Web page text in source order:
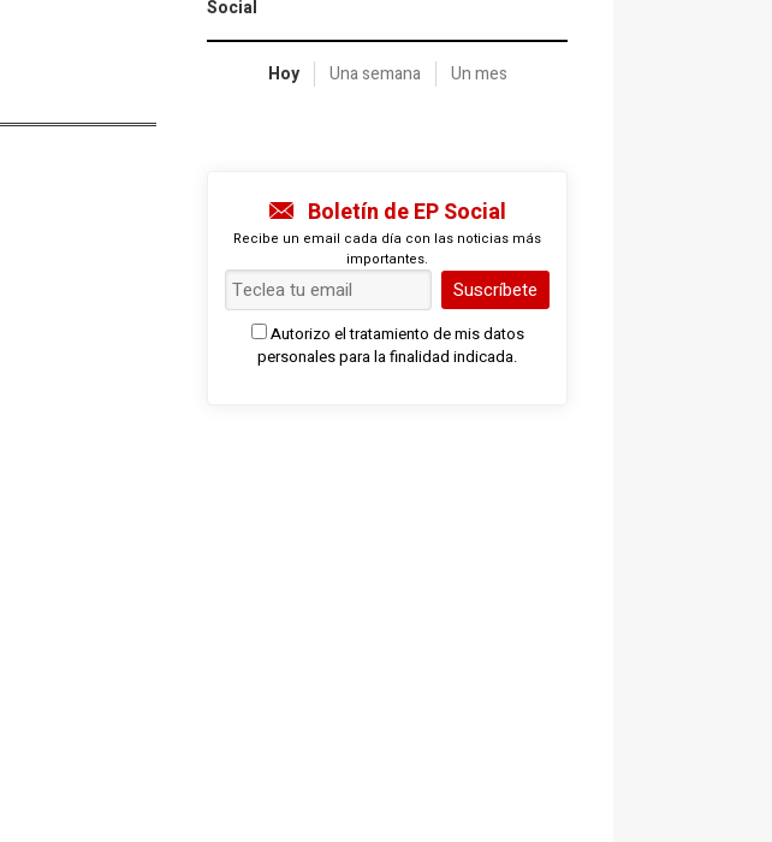
Social
Hoy Una semana Un mes
Boletín de EP Social
Recibe un email cada día con las noticias más
importantes.
Suscríbete
Autorizo el tratamiento de mis datos
personales para la finalidad indicada.